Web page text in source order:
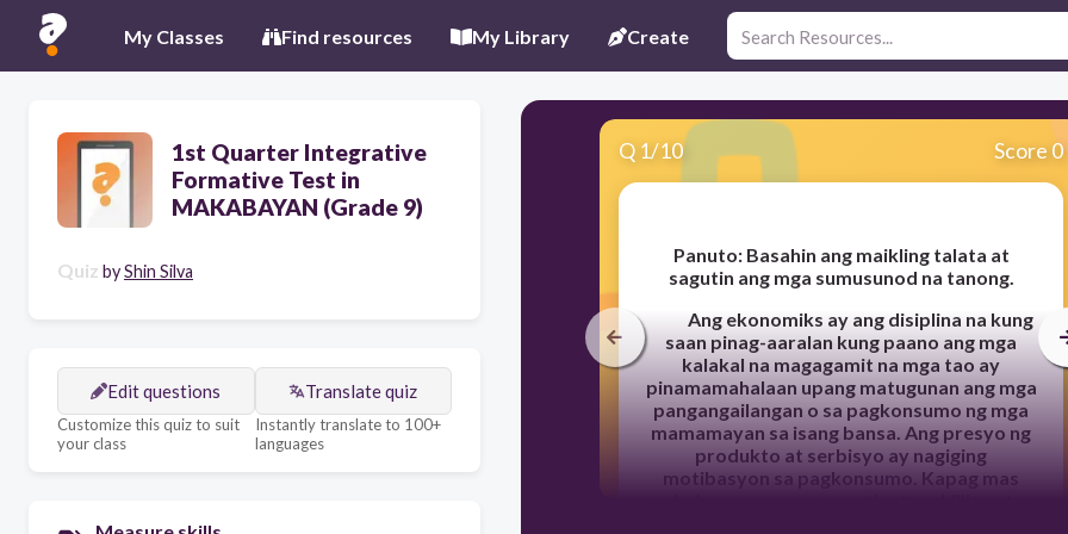
My Classes Find resources My Library Create
1st Quarter Integrative
Formative Test in
MAKABAYAN (Grade 9)
Quiz byShin Silva
Edit questions
Customize this quiz to suit
your class
Translate quiz
Instantly translate to 100+
languages
Q 1/10 Score 0
Panuto: Basahin ang maikling talata at
sagutin ang mga sumusunod na tanong.
Ang ekonomiks ay ang disiplina na kung
saan pinag-aaralan kung paano ang mga
kalakal na magagamit na mga tao ay
pinamamahalaan upang matugunan ang mga
pangangailangan o sa pagkonsumo ng mga
mamamayan sa isang bansa. Ang presyo ng
produkto at serbisyo ay nagiging
motibasyon sa pagkonsumo. Kapag mas